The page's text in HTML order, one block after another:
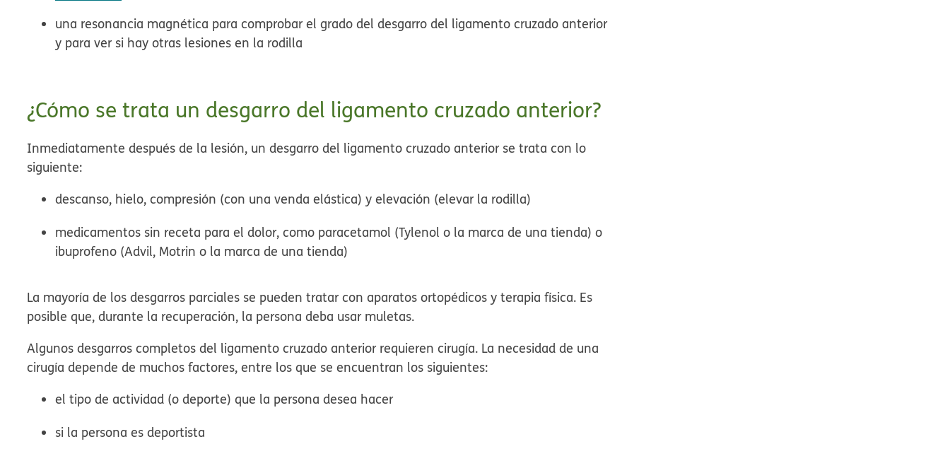
una resonancia magnética para comprobar el grado del desgarro del ligamento cruzado anterior
y para ver si hay otras lesiones en la rodilla
¿Cómo se trata un desgarro del ligamento cruzado anterior?
Inmediatamente después de la lesión, un desgarro del ligamento cruzado anterior se trata con lo
siguiente:
descanso, hielo, compresión (con una venda elástica) y elevación (elevar la rodilla)
medicamentos sin receta para el dolor, como paracetamol (Tylenol o la marca de una tienda) o
ibuprofeno (Advil, Motrin o la marca de una tienda)
La mayoría de los desgarros parciales se pueden tratar con aparatos ortopédicos y terapia física. Es
posible que, durante la recuperación, la persona deba usar muletas.
Algunos desgarros completos del ligamento cruzado anterior requieren cirugía. La necesidad de una
cirugía depende de muchos factores, entre los que se encuentran los siguientes:
el tipo de actividad (o deporte) que la persona desea hacer
si la persona es deportista